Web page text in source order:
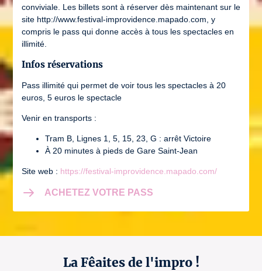
La Fêaites de l'impro !
conviviale. Les billets sont à réserver dès maintenant sur le
site http://www.festival-improvidence.mapado.com, y
compris le pass qui donne accès à tous les spectacles en
illimité.
Infos réservations
Pass illimité qui permet de voir tous les spectacles à 20
euros, 5 euros le spectacle
Venir en transports :
Tram B, Lignes 1, 5, 15, 23, G : arrêt Victoire
À 20 minutes à pieds de Gare Saint-Jean
Site web : https://festival-improvidence.mapado.com/
ACHETEZ VOTRE PASS